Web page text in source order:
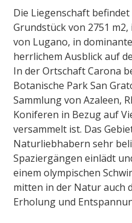
Die Liegenschaft
Grundstück von 2751
von Lugano, in
herrlichem Ausblick auf
In der Ortschaft Carona
Botanische Park San
Sammlung von Azaleen,
Koniferen in Bezug auf
versammelt ist. Das
Naturliebhabern sehr
Spaziergängen einlädt
einem olympischen
mitten in der Natur auch
Erholung und